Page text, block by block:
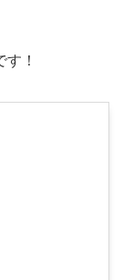
！